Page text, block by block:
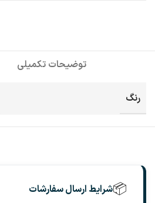
توضیحات تکمیلی
رنگ
📦شرایط ارسال سفارشات